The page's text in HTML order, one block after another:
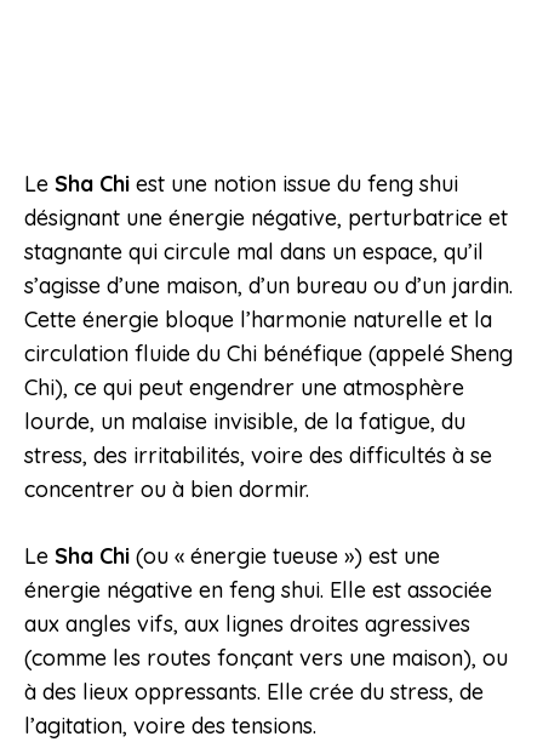
Le Sha Chi est une notion issue du feng shui
désignant une énergie négative, perturbatrice et
stagnante qui circule mal dans un espace, qu’il
s’agisse d’une maison, d’un bureau ou d’un jardin.
Cette énergie bloque l’harmonie naturelle et la
circulation fluide du Chi bénéfique (appelé Sheng
Chi), ce qui peut engendrer une atmosphère
lourde, un malaise invisible, de la fatigue, du
stress, des irritabilités, voire des difficultés à se
concentrer ou à bien dormir.
Le Sha Chi (ou « énergie tueuse ») est une
énergie négative en feng shui. Elle est associée
aux angles vifs, aux lignes droites agressives
(comme les routes fonçant vers une maison), ou
à des lieux oppressants. Elle crée du stress, de
l’agitation, voire des tensions.